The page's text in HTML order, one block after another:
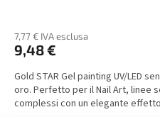
7,77 € IVA esclusa
9,48 €
Gold STAR Gel painting UV/LED
oro. Perfetto per il Nail Art, linee
complessi con un elegante